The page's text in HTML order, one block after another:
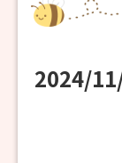
2024/